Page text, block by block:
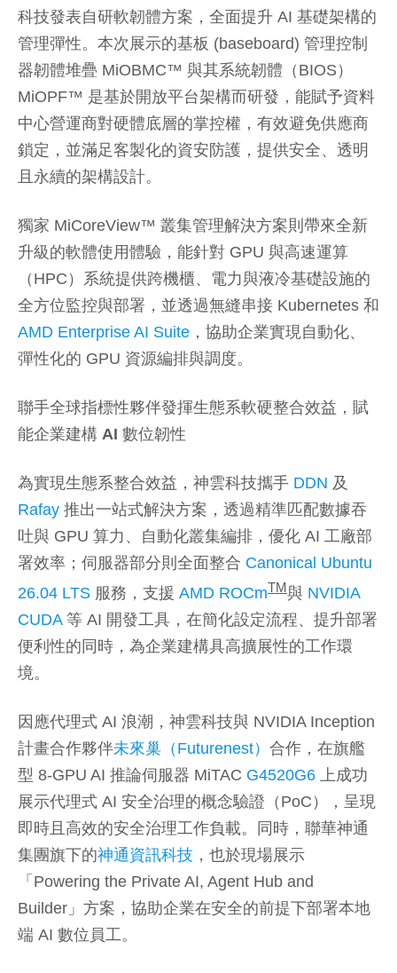
科技發表自研軟韌體方案，全面提升 AI 基礎架構的
管理彈性。本次展示的基板 (baseboard) 管理控制
器韌體堆疊 MiOBMC™ 與其系統韌體（BIOS）
MiOPF™ 是基於開放平台架構而研發，能賦予資料
中心營運商對硬體底層的掌控權，有效避免供應商
鎖定，並滿足客製化的資安防護，提供安全、透明
且永續的架構設計。
獨家 MiCoreView™ 叢集管理解決方案則帶來全新
升級的軟體使用體驗，能針對 GPU 與高速運算
（HPC）系統提供跨機櫃、電力與液冷基礎設施的
全方位監控與部署，並透過無縫串接 Kubernetes 和
AMD Enterprise AI Suite ，協助企業實現自動化、
彈性化的 GPU 資源編排與調度。
聯手全球指標性夥伴發揮生態系軟硬整合效益，賦
能企業建構 AI 數位韌性
為實現生態系整合效益，神雲科技攜手 DDN 及
Rafay 推出一站式解決方案，透過精準匹配數據吞
吐與 GPU 算力、自動化叢集編排，優化 AI 工廠部
署效率；伺服器部分則全面整合 Canonical Ubuntu
26.04 LTS 服務，支援 AMD ROCmTM與 NVIDIA
CUDA等 AI 開發工具，在簡化設定流程、提升部署
便利性的同時，為企業建構具高擴展性的工作環
境。
因應代理式 AI 浪潮，神雲科技與 NVIDIA Inception
計畫合作夥伴未來巢（Futurenest） 合作，在旗艦
型 8-GPU AI 推論伺服器 MiTAC G4520G6 上成功
展示代理式 AI 安全治理的概念驗證（PoC），呈現
即時且高效的安全治理工作負載。同時，聯華神通
集團旗下的神通資訊科技 ，也於現場展示
「Powering the Private AI, Agent Hub and
Builder」方案，協助企業在安全的前提下部署本地
端 AI 數位員工。